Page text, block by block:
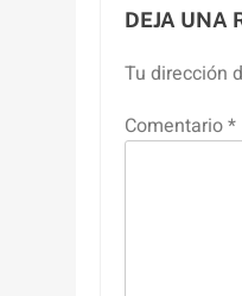
DEJA UNA
Tu dirección
Comentario*